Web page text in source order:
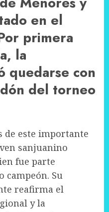
en el
primera
la
quedarse con
del torneo
de este importante
sanjuanino
fue parte
campeón. Su
reafirma el
y la